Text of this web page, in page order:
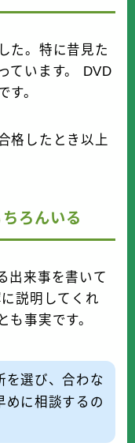
た。特に昔見た
ています。 DVD
す。
格したとき以上
ろんいる
出来事を書いて
説明してくれ
も事実です。
を選び、合わな
めに相談するの